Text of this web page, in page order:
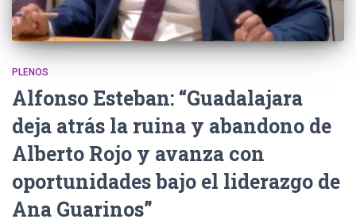
PLENOS
Alfonso Esteban: “Guadalajara
deja atrás la ruina y abandono de
Alberto Rojo y avanza con
oportunidades bajo el liderazgo de
Ana Guarinos”